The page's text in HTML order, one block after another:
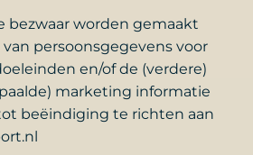
bezwaar worden gemaakt
persoonsgegevens voor
en/of de (verdere)
marketing informatie
beëindiging te richten aan